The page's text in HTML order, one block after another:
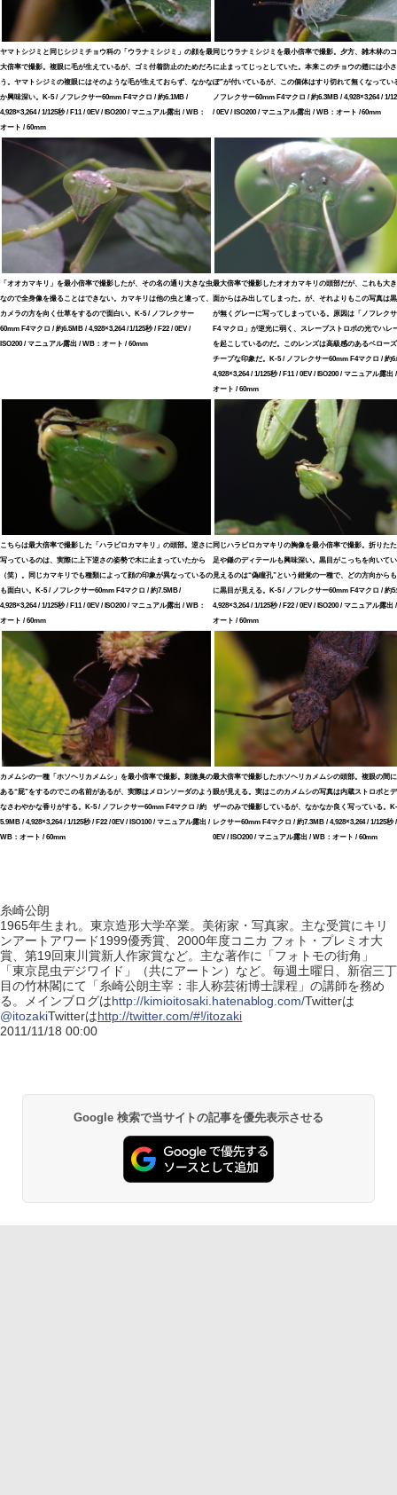
ヤマトシジミと同じシジミチョウ科の「ウラナミシジミ」の顔を最
大倍率で撮影。複眼に毛が生えているが、ゴミ付着防止のためだろ
う。ヤマトシジミの複眼にはそのような毛が生えておらず、なかな
か興味深い。K-5 / ノフレクサー60mm F4マクロ / 約6.1MB /
4,928×3,264 / 1/125秒 / F11 / 0EV / ISO200 / マニュアル露出 / WB：
オート / 60mm
同じウラナミシジミを最小倍率で撮影。夕方、雑木林の
に止まってじっとしていた。本来このチョウの翅には小
ぽ”が付いているが、この個体はすり切れて無くなってい
ノフレクサー60mm F4マクロ / 約6.3MB / 4,928×3,264 / 1/
/ 0EV / ISO200 / マニュアル露出 / WB：オート / 60mm
「オオカマキリ」を最小倍率で撮影したが、その名の通り大きな虫
なので全身像を撮ることはできない。カマキリは他の虫と違って、
カメラの方を向く仕草をするので面白い。K-5 / ノフレクサー
60mm F4マクロ / 約6.5MB / 4,928×3,264 / 1/125秒 / F22 / 0EV /
ISO200 / マニュアル露出 / WB：オート / 60mm
最大倍率で撮影したオオカマキリの頭部だが、これも大
面からはみ出してしまった。が、それよりもこの写真は
が無くグレーに写ってしまっている。原因は「ノフレク
F4 マクロ」が逆光に弱く、スレーブストロボの光でハレ
を起こしているのだ。このレンズは高級感のあるベロー
チープな印象だ。K-5 / ノフレクサー60mm F4マクロ / 約
4,928×3,264 / 1/125秒 / F11 / 0EV / ISO200 / マニュアル露出
オート / 60mm
こちらは最大倍率で撮影した「ハラビロカマキリ」の頭部。逆さに
写っているのは、実際に上下逆さの姿勢で木に止まっていたから
（笑）。同じカマキリでも種類によって顔の印象が異なっているの
も面白い。K-5 / ノフレクサー60mm F4マクロ / 約7.5MB /
4,928×3,264 / 1/125秒 / F11 / 0EV / ISO200 / マニュアル露出 / WB：
オート / 60mm
同じハラビロカマキリの胸像を最小倍率で撮影。折りた
足や鎌のディテールも興味深い。黒目がこっちを向いて
見えるのは“偽瞳孔”という錯覚の一種で、どの方向から
に黒目が見える。K-5 / ノフレクサー60mm F4マクロ / 約
4,928×3,264 / 1/125秒 / F22 / 0EV / ISO200 / マニュアル露出
オート / 60mm
カメムシの一種「ホソヘリカメムシ」を最小倍率で撮影。刺激臭の
ある“屁”をするのでこの名前があるが、実際はメロンソーダのよう
なさわやかな香りがする。K-5 / ノフレクサー60mm F4マクロ / 約
5.9MB / 4,928×3,264 / 1/125秒 / F22 / 0EV / ISO100 / マニュアル露出 /
WB：オート / 60mm
最大倍率で撮影したホソヘリカメムシの頭部。複眼の間
眼が見える。実はこのカメムシの写真は内蔵ストロボと
ザーのみで撮影しているが、なかなか良く写っている。
レクサー60mm F4マクロ / 約7.3MB / 4,928×3,264 / 1/125秒
0EV / ISO200 / マニュアル露出 / WB：オート / 60mm
糸崎公朗
1965年生まれ。東京造形大学卒業。美術家・写真家。主な受賞にキリ
ンアートアワード1999優秀賞、2000年度コニカ フォト・プレミオ大
賞、第19回東川賞新人作家賞など。主な著作に「フォトモの街角」
「東京昆虫デジワイド」（共にアートン）など。毎週土曜日、新宿三丁
目の竹林閣にて「糸崎公朗主宰：非人称芸術博士課程」の講師を務め
る。メインブログはhttp://kimioitosaki.hatenablog.com/Twitterは
@itozakiTwitterはhttp://twitter.com/#!/itozaki
2011/11/18 00:00
Google 検索で当サイトの記事を優先表示させる